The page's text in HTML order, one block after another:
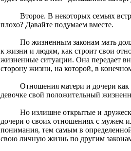
Второе. В некоторых семьях
плохо? Давайте подумаем вместе.
По жизненным законам мать должна
к жизни и людям, как строит свои
жизненные ситуации. Она передает
сторону жизни, на которой, в
Отношения матери и дочери как
девочке свой положительный
Но излишне открытые и дружеские
дочери о своих отношениях с мужем
понимания, тем самым в
свою личную жизнь по другим